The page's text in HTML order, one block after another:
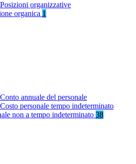
Posizioni organizzative
organica 1
Conto annuale del personale
Costo personale tempo indeterminato
non a tempo indeterminato 38